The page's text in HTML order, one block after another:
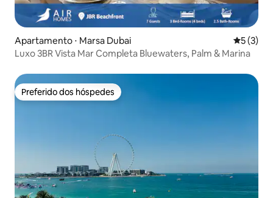
Apartamento ⋅ Marsa Dubai 5 de
5 (3)
Luxo 3BR Vista Mar Completa Bluewaters, Palm & Marina
Preferido dos hóspedes
Preferido dos hóspedes